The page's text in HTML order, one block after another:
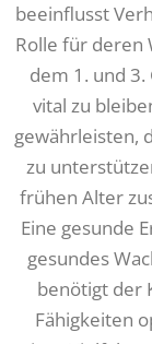
beeinflusst
Rolle für deren
dem 1. und
vital zu
gewährleisten,
zu
frühen Alter
Eine gesunde
gesundes
benötigt der
Fähigkeiten